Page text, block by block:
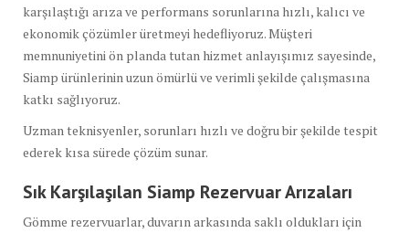
karşılaştığı arıza ve performans sorunlarına hızlı, kalıcı ve
ekonomik çözümler üretmeyi hedefliyoruz. Müşteri
memnuniyetini ön planda tutan hizmet anlayışımız sayesinde,
Siamp ürünlerinin uzun ömürlü ve verimli şekilde çalışmasına
katkı sağlıyoruz.
Uzman teknisyenler, sorunları hızlı ve doğru bir şekilde tespit
ederek kısa sürede çözüm sunar.
Sık Karşılaşılan Siamp Rezervuar Arızaları
Gömme rezervuarlar, duvarın arkasında saklı oldukları için